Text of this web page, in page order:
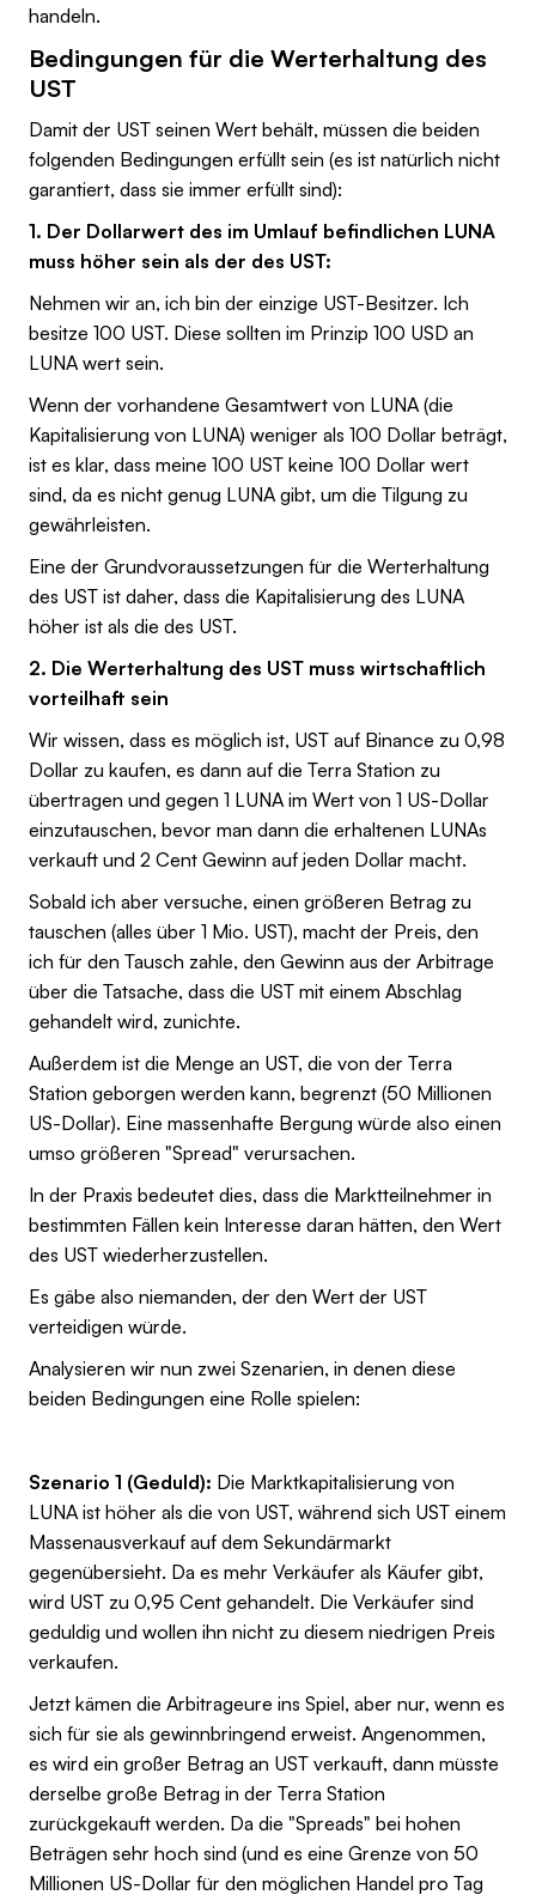
handeln.
Bedingungen für die Werterhaltung des
UST
Damit der UST seinen Wert behält, müssen die beiden
folgenden Bedingungen erfüllt sein (es ist natürlich nicht
garantiert, dass sie immer erfüllt sind):
1. Der Dollarwert des im Umlauf befindlichen LUNA
muss höher sein als der des UST:
Nehmen wir an, ich bin der einzige UST-Besitzer. Ich
besitze 100 UST. Diese sollten im Prinzip 100 USD an
LUNA wert sein.
Wenn der vorhandene Gesamtwert von LUNA (die
Kapitalisierung von LUNA) weniger als 100 Dollar beträgt,
ist es klar, dass meine 100 UST keine 100 Dollar wert
sind, da es nicht genug LUNA gibt, um die Tilgung zu
gewährleisten.
Eine der Grundvoraussetzungen für die Werterhaltung
des UST ist daher, dass die Kapitalisierung des LUNA
höher ist als die des UST.
2. Die Werterhaltung des UST muss wirtschaftlich
vorteilhaft sein
Wir wissen, dass es möglich ist, UST auf Binance zu 0,98
Dollar zu kaufen, es dann auf die Terra Station zu
übertragen und gegen 1 LUNA im Wert von 1 US-Dollar
einzutauschen, bevor man dann die erhaltenen LUNAs
verkauft und 2 Cent Gewinn auf jeden Dollar macht.
Sobald ich aber versuche, einen größeren Betrag zu
tauschen (alles über 1 Mio. UST), macht der Preis, den
ich für den Tausch zahle, den Gewinn aus der Arbitrage
über die Tatsache, dass die UST mit einem Abschlag
gehandelt wird, zunichte.
Außerdem ist die Menge an UST, die von der Terra
Station geborgen werden kann, begrenzt (50 Millionen
US-Dollar). Eine massenhafte Bergung würde also einen
umso größeren "Spread" verursachen.
In der Praxis bedeutet dies, dass die Marktteilnehmer in
bestimmten Fällen kein Interesse daran hätten, den Wert
des UST wiederherzustellen.
Es gäbe also niemanden, der den Wert der UST
verteidigen würde.
Analysieren wir nun zwei Szenarien, in denen diese
beiden Bedingungen eine Rolle spielen:
Szenario 1 (Geduld): Die Marktkapitalisierung von
LUNA ist höher als die von UST, während sich UST einem
Massenausverkauf auf dem Sekundärmarkt
gegenübersieht. Da es mehr Verkäufer als Käufer gibt,
wird UST zu 0,95 Cent gehandelt. Die Verkäufer sind
geduldig und wollen ihn nicht zu diesem niedrigen Preis
verkaufen.
Jetzt kämen die Arbitrageure ins Spiel, aber nur, wenn es
sich für sie als gewinnbringend erweist. Angenommen,
es wird ein großer Betrag an UST verkauft, dann müsste
derselbe große Betrag in der Terra Station
zurückgekauft werden. Da die "Spreads" bei hohen
Beträgen sehr hoch sind (und es eine Grenze von 50
Millionen US-Dollar für den möglichen Handel pro Tag